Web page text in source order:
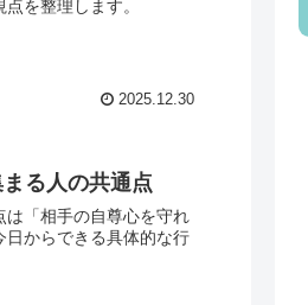
を整理します。
2025.12.30
る人の共通点
は「相手の自尊心を守れ
日からできる具体的な行